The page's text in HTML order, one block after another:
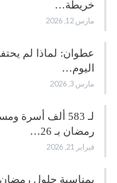
خريطة…
مارس 12, 2026
عطوان: لماذا لم
اليوم…
مارس 3, 2026
لـ 583 ألف
رمضان بـ 26…
فبراير 21, 2026
بمناسبة حلول